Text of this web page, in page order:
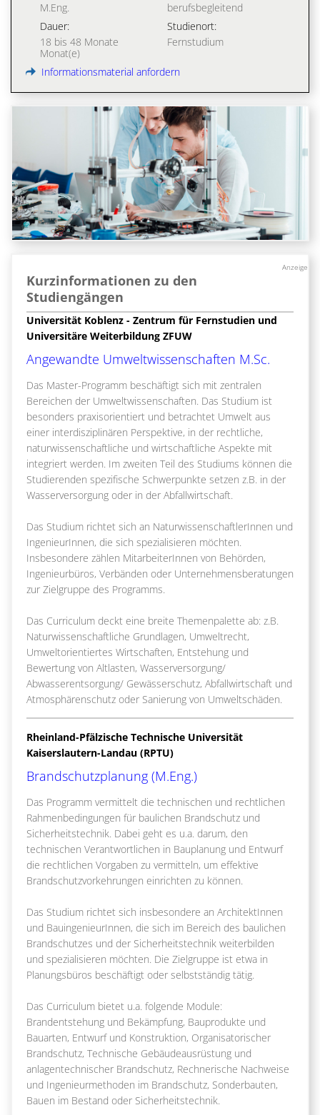
M.Eng.
berufsbegleitend
Dauer:
18 bis 48 Monate
Monat(e)
Studienort:
Fernstudium
Informationsmaterial anfordern
Anzeige
Kurzinformationen zu den
Studiengängen
Universität Koblenz - Zentrum für Fernstudien und
Universitäre Weiterbildung ZFUW
Angewandte Umweltwissenschaften M.Sc.
Das Master-Programm beschäftigt sich mit zentralen
Bereichen der Umweltwissenschaften. Das Studium ist
besonders praxisorientiert und betrachtet Umwelt aus
einer interdisziplinären Perspektive, in der rechtliche,
naturwissenschaftliche und wirtschaftliche Aspekte mit
integriert werden. Im zweiten Teil des Studiums können die
Studierenden spezifische Schwerpunkte setzen z.B. in der
Wasserversorgung oder in der Abfallwirtschaft.
Das Studium richtet sich an NaturwissenschaftlerInnen und
IngenieurInnen, die sich spezialisieren möchten.
Insbesondere zählen MitarbeiterInnen von Behörden,
Ingenieurbüros, Verbänden oder Unternehmensberatungen
zur Zielgruppe des Programms.
Das Curriculum deckt eine breite Themenpalette ab: z.B.
Naturwissenschaftliche Grundlagen, Umweltrecht,
Umweltorientiertes Wirtschaften, Entstehung und
Bewertung von Altlasten, Wasserversorgung/
Abwasserentsorgung/ Gewässerschutz, Abfallwirtschaft und
Atmosphärenschutz oder Sanierung von Umweltschäden.
Rheinland-Pfälzische Technische Universität
Kaiserslautern-Landau (RPTU)
Brandschutzplanung (M.Eng.)
Das Programm vermittelt die technischen und rechtlichen
Rahmenbedingungen für baulichen Brandschutz und
Sicherheitstechnik. Dabei geht es u.a. darum, den
technischen Verantwortlichen in Bauplanung und Entwurf
die rechtlichen Vorgaben zu vermitteln, um effektive
Brandschutzvorkehrungen einrichten zu können.
Das Studium richtet sich insbesondere an ArchitektInnen
und BauingenieurInnen, die sich im Bereich des baulichen
Brandschutzes und der Sicherheitstechnik weiterbilden
und spezialisieren möchten. Die Zielgruppe ist etwa in
Planungsbüros beschäftigt oder selbstständig tätig.
Das Curriculum bietet u.a. folgende Module:
Brandentstehung und Bekämpfung, Bauprodukte und
Bauarten, Entwurf und Konstruktion, Organisatorischer
Brandschutz, Technische Gebäudeausrüstung und
anlagentechnischer Brandschutz, Rechnerische Nachweise
und Ingenieurmethoden im Brandschutz, Sonderbauten,
Bauen im Bestand oder Sicherheitstechnik.